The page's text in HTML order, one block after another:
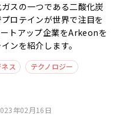
スの一つである二酸化炭
ロテインが世界で注目を
トアップ企業をArkeonを
ンを紹介します。
ス
テクノロジー
年02月16日